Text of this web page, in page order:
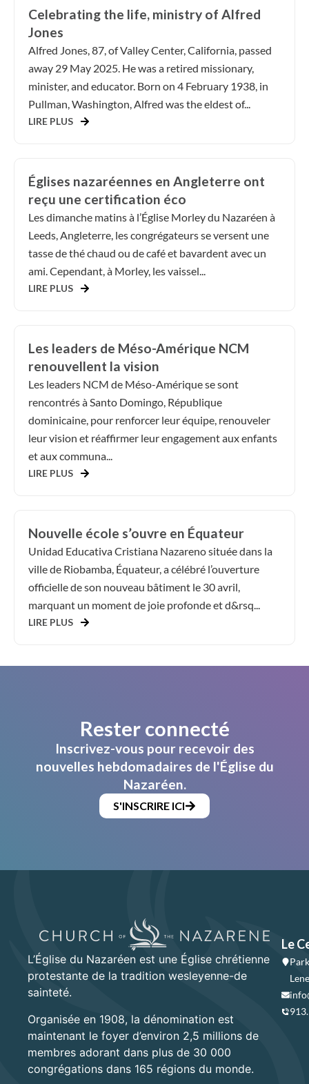
Celebrating the life, ministry of Alfred
Jones
Alfred Jones, 87, of Valley Center, California, passed
away 29 May 2025. He was a retired missionary,
minister, and educator. Born on 4 February 1938, in
Pullman, Washington, Alfred was the eldest of...
LIRE PLUS
Églises nazaréennes en Angleterre ont
reçu une certification éco
Les dimanche matins à l’Église Morley du Nazaréen à
Leeds, Angleterre, les congrégateurs se versent une
tasse de thé chaud ou de café et bavardent avec un
ami. Cependant, à Morley, les vaissel...
LIRE PLUS
Les leaders de Méso-Amérique NCM
renouvellent la vision
Les leaders NCM de Méso-Amérique se sont
rencontrés à Santo Domingo, République
dominicaine, pour renforcer leur équipe, renouveler
leur vision et réaffirmer leur engagement aux enfants
et aux communa...
LIRE PLUS
Nouvelle école s’ouvre en Équateur
Unidad Educativa Cristiana Nazareno située dans la
ville de Riobamba, Équateur, a célébré l’ouverture
officielle de son nouveau bâtiment le 30 avril,
marquant un moment de joie profonde et d&rsq...
LIRE PLUS
Rester connecté
Inscrivez-vous pour recevoir des
nouvelles hebdomadaires de l'Église du
Nazaréen.
S'INSCRIRE ICI
L’Église du Nazaréen est une Église chrétienne
protestante de la tradition wesleyenne-de
sainteté.
Organisée en 1908, la dénomination est
maintenant le foyer d’environ 2,5 millions de
membres adorant dans plus de 30 000
congrégations dans 165 régions du monde.
Le